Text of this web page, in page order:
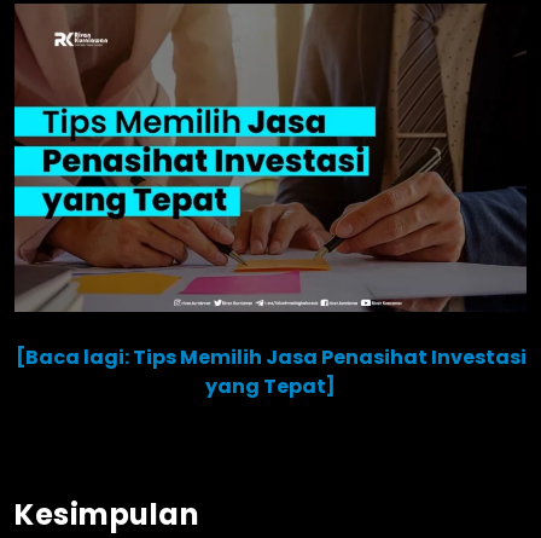
[Baca lagi: Tips Memilih Jasa Penasihat Investasi
yang Tepat]
Kesimpulan